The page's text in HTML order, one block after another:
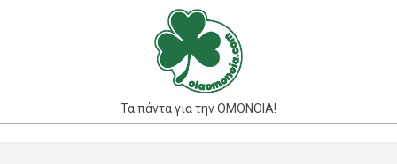
Τα πάντα για την ΟΜΟΝΟΙΑ!